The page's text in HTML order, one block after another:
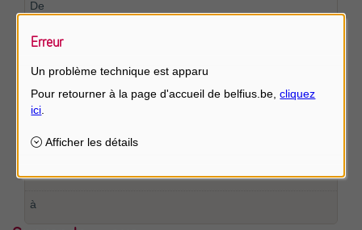
Mercredi
Erreur
Un problème technique est apparu